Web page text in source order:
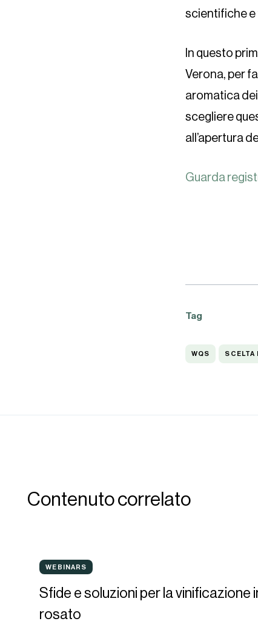
scientifiche e
In questo
Verona, per
aromatica
scegliere
all’apertura
Guarda
Tag
WQS
WQS
SCELTA
SCELTA
Contenuto correlato
Sfide
WEBINARS
WEBINARS
Sfide e soluzioni per la vinificazione
rosato